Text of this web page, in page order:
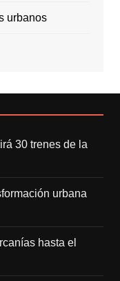
urbanos
30 trenes de la
urbana
hasta el